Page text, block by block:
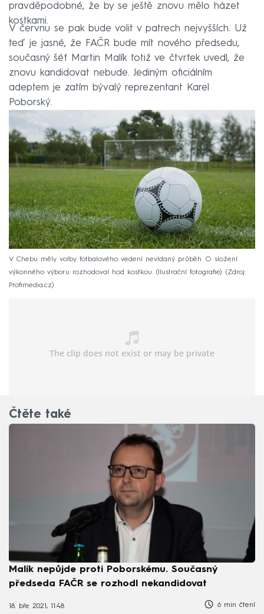
pravděpodobné, že by se ještě znovu mělo házet
kostkami.
V červnu se pak bude volit v patrech nejvyšších. Už
teď je jasné, že FAČR bude mít nového předsedu,
současný šéf Martin Malík totiž ve čtvrtek uvedl, že
znovu kandidovat nebude. Jediným oficiálním
adeptem je zatím bývalý reprezentant Karel
Poborský.
V Chebu měly volby fotbalového vedení nevídaný průběh. O složení
výkonného výboru rozhodoval hod kostkou. (Ilustrační fotografie)
Zdroj:
Profimedia.cz
Čtěte také
Malík nepůjde proti Poborskému. Současný
předseda FAČR se rozhodl nekandidovat
18. bře 2021, 11:48 6 min čtení